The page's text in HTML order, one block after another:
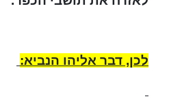
לכן, דבר אליהו הנביא: